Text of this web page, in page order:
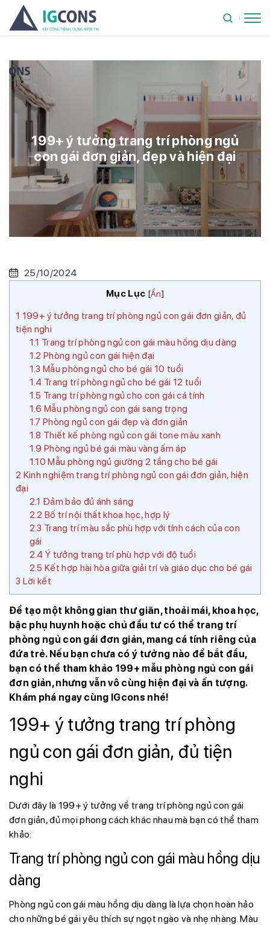
199+ ý tưởng trang trí phòng ngủ
con gái đơn giản, đẹp và hiện đại
25/10/2024
Mục Lục [Ẩn]
1 199+ ý tưởng trang trí phòng ngủ con gái đơn giản, đủ
tiện nghi
1.1 Trang trí phòng ngủ con gái màu hồng dịu dàng
1.2 Phòng ngủ con gái hiện đại
1.3 Mẫu phòng ngủ cho bé gái 10 tuổi
1.4 Trang trí phòng ngủ cho bé gái 12 tuổi
1.5 Trang trí phòng ngủ cho con gái cá tính
1.6 Mẫu phòng ngủ con gái sang trọng
1.7 Phòng ngủ con gái đẹp và đơn giản
1.8 Thiết kế phòng ngủ con gái tone màu xanh
1.9 Phòng ngủ bé gái màu vàng ấm áp
1.10 Mẫu phòng ngủ giường 2 tầng cho bé gái
2 Kinh nghiệm trang trí phòng ngủ con gái đơn giản, hiện
đại
2.1 Đảm bảo đủ ánh sáng
2.2 Bố trí nội thất khoa học, hợp lý
2.3 Trang trí màu sắc phù hợp với tính cách của con
gái
2.4 Ý tưởng trang trí phù hợp với độ tuổi
2.5 Kết hợp hài hòa giữa giải trí và giáo dục cho bé gái
3 Lời kết
Để tạo một không gian thư giãn, thoải mái, khoa học,
bậc phụ huynh hoặc chủ đầu tư có thể trang trí
phòng ngủ con gái đơn giản, mang cá tính riêng của
đứa trẻ. Nếu bạn chưa có ý tưởng nào để bắt đầu,
bạn có thể tham khảo 199+ mẫu phòng ngủ con gái
đơn giản, nhưng vẫn vô cùng hiện đại và ấn tượng.
Khám phá ngay cùng IGcons nhé!
199+ ý tưởng trang trí phòng
ngủ con gái đơn giản, đủ tiện
nghi
Dưới đây là 199+ ý tưởng về trang trí phòng ngủ con gái
đơn giản, đủ mọi phong cách khác nhau mà bạn có thể tham
khảo:
Trang trí phòng ngủ con gái màu hồng dịu
dàng
Phòng ngủ con gái màu hồng dịu dàng là lựa chọn hoàn hảo
cho những bé gái yêu thích sự ngọt ngào và nhẹ nhàng. Màu